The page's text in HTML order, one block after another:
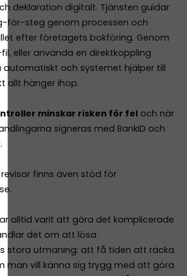
deklaration digitalt. Tjänsten guidar
för-steg genom processen och
efter företagets bokföring. Genom
eller använda en direktkoppling
och systemet hjälper till
allt hänger ihop.
minskar risken för fel och när
signeras med BankID och
finns även stöd för
alltid varit att göra det komplicerade
det om att lösa
stora utmaning: att få tiden att räcka
man vill känna sig trygg med att göra